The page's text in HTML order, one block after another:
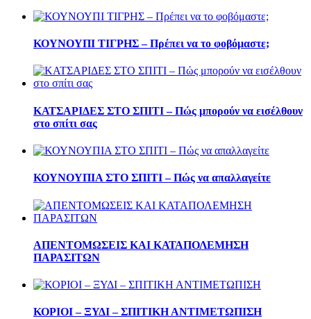
ΚΟΥΝΟΥΠΙ ΤΙΓΡΗΣ – Πρέπει να το φοβόμαστε;
ΚΑΤΣΑΡΙΔΕΣ ΣΤΟ ΣΠΙΤΙ – Πώς μπορούν να εισέλθουν
στο σπίτι σας
ΚΟΥΝΟΥΠΙΑ ΣΤΟ ΣΠΙΤΙ – Πώς να απαλλαγείτε
ΑΠΕΝΤΟΜΩΣΕΙΣ ΚΑΙ ΚΑΤΑΠΟΛΕΜΗΣΗ
ΠΑΡΑΣΙΤΩΝ
ΚΟΡΙΟΙ – ΞΥΔΙ – ΣΠΙΤΙΚΗ ΑΝΤΙΜΕΤΩΠΙΣΗ